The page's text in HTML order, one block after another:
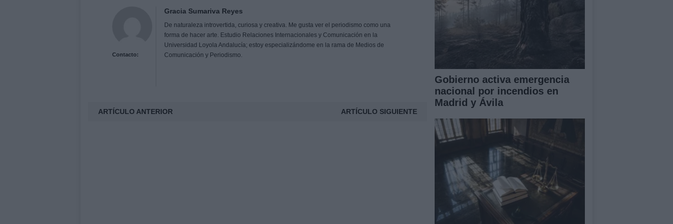
Contacto:
Gracia Sumariva Reyes
De naturaleza introvertida, curiosa y creativa. Me gusta ver el periodismo como una
forma de hacer arte. Estudio Relaciones Internacionales y Comunicación en la
Universidad Loyola Andalucía; estoy especializándome en la rama de Medios de
Comunicación y Periodismo.
ARTÍCULO ANTERIOR ARTÍCULO SIGUIENTE
Gobierno activa emergencia
nacional por incendios en
Madrid y Ávila